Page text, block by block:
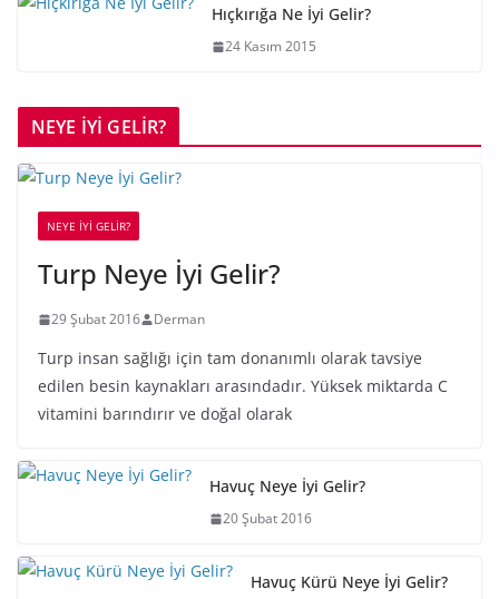
Hıçkırığa Ne İyi Gelir?
24 Kasım 2015
NEYE İYİ GELİR?
NEYE İYİ GELİR?
Turp Neye İyi Gelir?
29 Şubat 2016 Derman
Turp insan sağlığı için tam donanımlı olarak tavsiye
edilen besin kaynakları arasındadır. Yüksek miktarda C
vitamini barındırır ve doğal olarak
Havuç Neye İyi Gelir?
20 Şubat 2016
Havuç Kürü Neye İyi Gelir?